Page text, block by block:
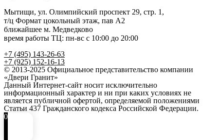
Мытищи, ул. Олимпийский проспект 29, стр. 1,
т/ц Формат цокольный этаж, пав А2
ближайшее м. Медведково
время работы ТЦ: пн-вс с 10:00 до 20:00
+7 (495) 143-26-63
+7 (925) 152-16-13
© 2013-2025 Официальное представительство компании
«Двери Гранит»
Данный Интернет-сайт носит исключительно
информационный характер и ни при каких условиях не
является публичной офертой, определяемой положениями
Статьи 437 Гражданского кодекса Российской Федерации.
0